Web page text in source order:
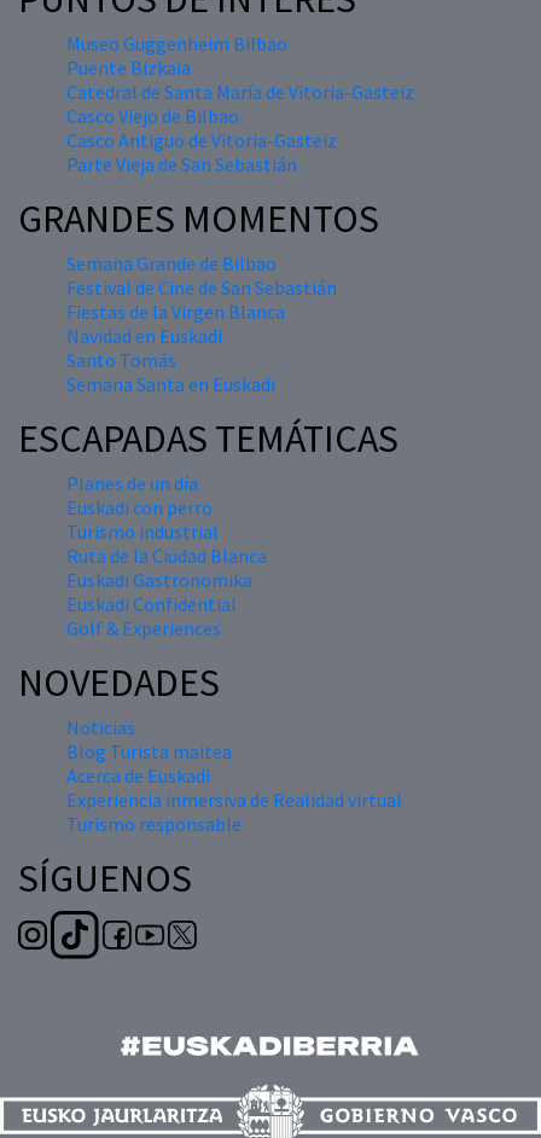
Museo Guggenheim Bilbao
Puente Bizkaia
Catedral de Santa María de Vitoria-Gasteiz
Casco Viejo de Bilbao
Casco Antiguo de Vitoria-Gasteiz
Parte Vieja de San Sebastián
GRANDES MOMENTOS
Semana Grande de Bilbao
Festival de Cine de San Sebastián
Fiestas de la Virgen Blanca
Navidad en Euskadi
Santo Tomás
Semana Santa en Euskadi
ESCAPADAS TEMÁTICAS
Planes de un día
Euskadi con perro
Turismo industrial
Ruta de la Ciudad Blanca
Euskadi Gastronomika
Euskadi Confidential
Golf & Experiences
NOVEDADES
Noticias
Blog Turista maitea
Acerca de Euskadi
Experiencia inmersiva de Realidad virtual
Turismo responsable
SÍGUENOS